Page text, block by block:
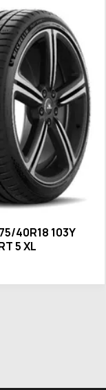
40R18 103Y
5 XL